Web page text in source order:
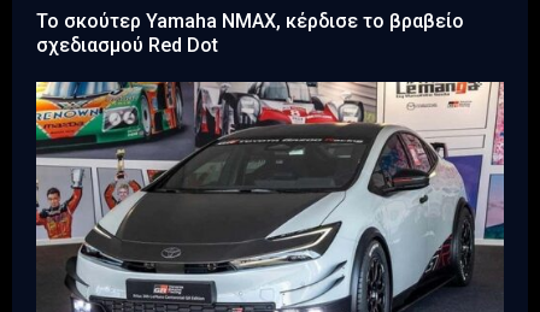
Το σκούτερ Yamaha NMAX, κέρδισε το βραβείο
σχεδιασμού Red Dot